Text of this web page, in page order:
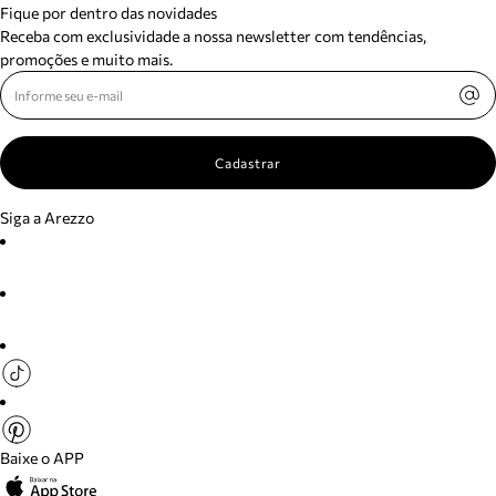
Fique por dentro das novidades
Receba com exclusividade a nossa newsletter com tendências,
promoções e muito mais.
Cadastrar
Siga a Arezzo
Baixe o APP